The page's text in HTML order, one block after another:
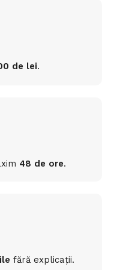
de lei.
48 de ore.
fără explicații.